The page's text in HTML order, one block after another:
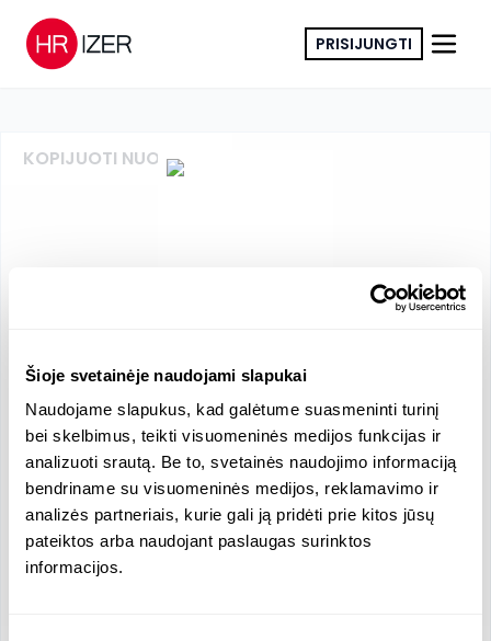
Šioje svetainėje naudojami slapukai
Naudojame slapukus, kad galėtume suasmeninti turinį
bei skelbimus, teikti visuomeninės medijos funkcijas ir
analizuoti srautą. Be to, svetainės naudojimo informaciją
bendriname su visuomeninės medijos, reklamavimo ir
analizės partneriais, kurie gali ją pridėti prie kitos jūsų
pateiktos arba naudojant paslaugas surinktos
informacijos.
PRISIJUNGTI
KOPIJUOTI NUORODĄ
Kita
į.k.:301162570PVM:LT100003732113